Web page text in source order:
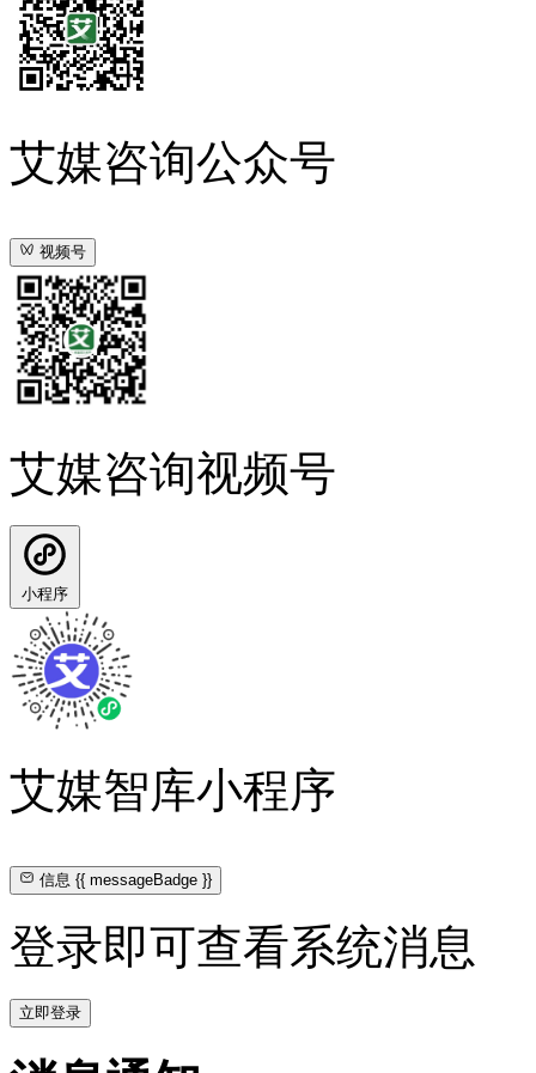
艾媒咨询公众号
视频号
艾媒咨询视频号
小程序
艾媒智库小程序
信息{{ messageBadge }}
登录即可查看系统消息
立即登录